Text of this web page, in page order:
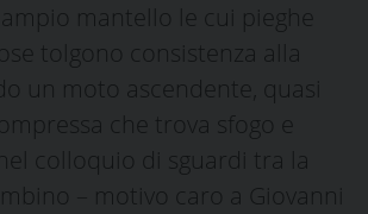
mantello le cui pieghe
tolgono consistenza alla
un moto ascendente, quasi
che trova sfogo e
colloquio di sguardi tra la
– motivo caro a Giovanni